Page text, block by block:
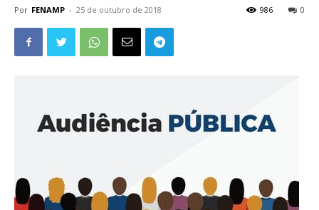
Por FENAMP - 25 de outubro de 2018 0
986